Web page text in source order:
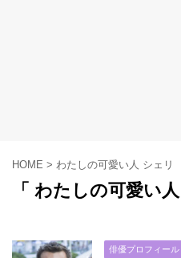
HOME > わたしの可愛い人 シェリ
「 わたしの可愛い
俳優プロフィール